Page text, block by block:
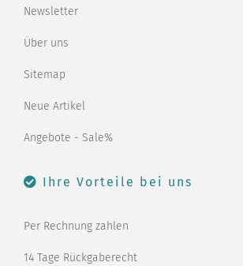
Newsletter
Über uns
Sitemap
Neue Artikel
Angebote - Sale%
Ihre Vorteile bei uns
Per Rechnung zahlen
14 Tage Rückgaberecht